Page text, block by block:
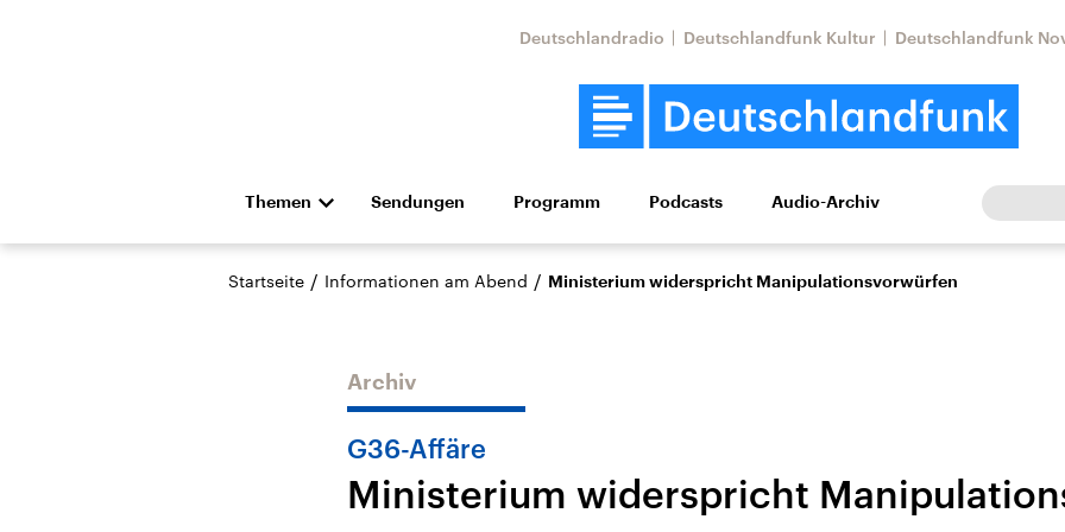
Deutschlandradio Deutschlandfunk Kultur Deutschlandfunk
Themen
Die Nachrichten Politik Wirtschaft Wissen Kultur Europa
Hörspiel und Feature Musik
Landtagswahl Sachsen-
USA
Nahostkonflikt
Aktuelle Lage und
Iran
Aktuelle Lage und
Sendungen Programm Podcasts Audio-Archiv
Startseite / Informationen am Abend / Ministerium widerspricht Manipulationsvorwürfen
Archiv
G36-Affäre
Ministerium widerspricht